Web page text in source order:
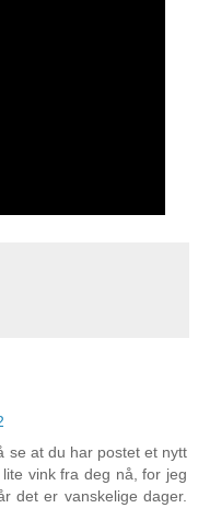
se at du har postet et nytt
vink fra deg nå, for jeg
det er vanskelige dager.